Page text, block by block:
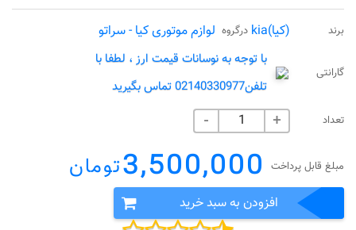
برند (کیا)kia درگروه لوازم موتوری کیا - سراتو
گارانتی
با توجه به نوسانات قیمت ارز ، لطفا با
تلفن02140330977 تماس بگیرید
تعداد - +
مبلغ قابل پرداخت 3,500,000تومان
افزودن به سبد خرید